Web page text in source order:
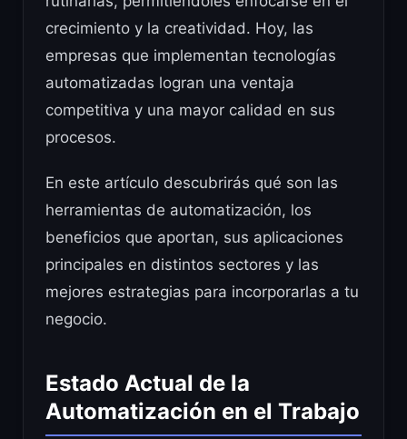
crecimiento y la creatividad. Hoy, las
empresas que implementan tecnologías
automatizadas logran una ventaja
competitiva y una mayor calidad en sus
procesos.
En este artículo descubrirás qué son las
herramientas de automatización, los
beneficios que aportan, sus aplicaciones
principales en distintos sectores y las
mejores estrategias para incorporarlas a tu
negocio.
Estado Actual de la
Automatización en el Trabajo